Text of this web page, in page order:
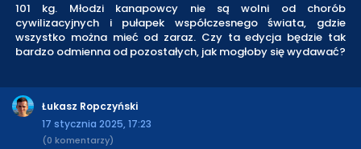
101 kg. Młodzi kanapowcy nie są wolni od chorób
cywilizacyjnych i pułapek współczesnego świata, gdzie
wszystko można mieć od zaraz. Czy ta edycja będzie tak
bardzo odmienna od pozostałych, jak mogłoby się wydawać?
Łukasz Ropczyński
17 stycznia 2025, 17:23
(0 komentarzy)